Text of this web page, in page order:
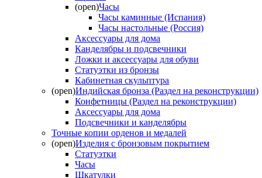
(open)Часы
Часы каминные (Испания)
Часы настольные (Россия)
Аксессуары для дома
Канделябры и подсвечники
Ложки и аксессуары для обуви
Статуэтки из бронзы
Кабинетная скульптура
(open)Индийская бронза (Раздел на реконструкции)
Конфетницы (Раздел на реконструкции)
Аксессуары для дома
Подсвечники и канделябры
Точные копии орденов и медалей
(open)Изделия с бронзовым покрытием
Статуэтки
Часы
Шкатулки